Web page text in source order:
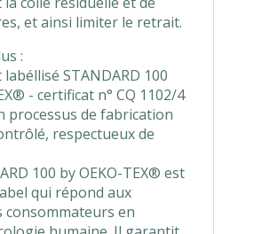
et ainsi limiter le retrait.
:
labéllisé STANDARD 100
- certificat n° CQ 1102/4
processus de fabrication
respectueux de
100 by OEKO-TEX® est
qui répond aux
consommateurs en